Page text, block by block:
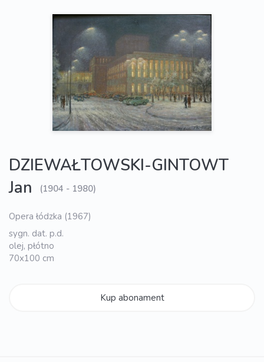
DZIEWAŁTOWSKI-GINTOWT
Jan
(1904 - 1980)
Opera łódzka (1967)
sygn. dat. p.d.
olej, płótno
70x100 cm
Kup abonament